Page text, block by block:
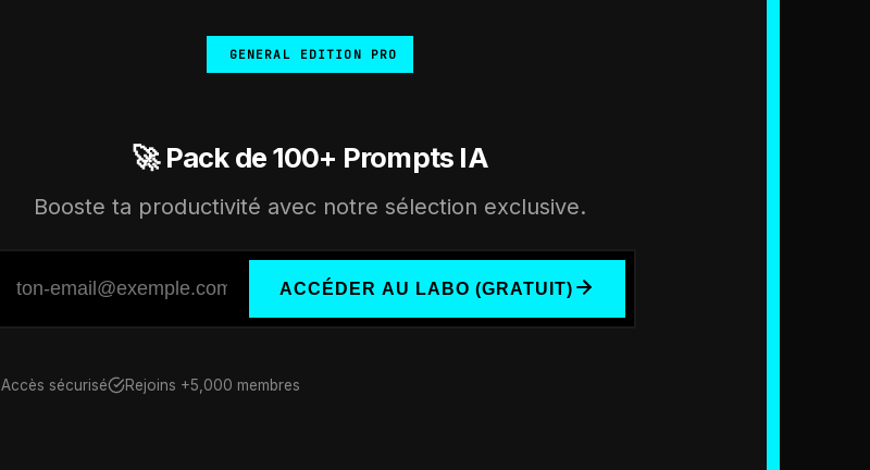
GENERAL EDITION PRO
🚀 Pack de 100+ Prompts IA
Booste ta productivité avec notre sélection exclusive.
ACCÉDER AU LABO (GRATUIT)
Accès sécurisé Rejoins +5,000 membres